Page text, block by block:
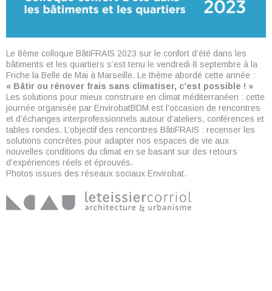
Le 8ème colloque BâtiFRAIS 2023 sur le confort d’été dans les
bâtiments et les quartiers s’est tenu le vendredi 8 septembre à la
Friche la Belle de Mai à Marseille. Le thème abordé cette année :
« Bâtir ou rénover frais sans climatiser, c’est possible ! »
Les solutions pour mieux construire en climat méditerranéen : cette
journée organisée par EnvirobatBDM est l’occasion de rencontres
et d’échanges interprofessionnels autour d’ateliers, conférences et
tables rondes. L’objectif des rencontres BâtiFRAIS : recenser les
solutions concrètes pour adapter nos espaces de vie aux
nouvelles conditions du climat en se basant sur des retours
d’expériences réels et éprouvés.
Photos issues des réseaux sociaux Envirobat.